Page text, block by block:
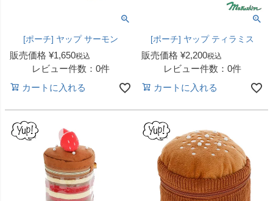
[ポーチ] ヤップ サーモン
販売価格 ¥1,650税込
レビュー件数：0件
カートに入れる
[ポーチ] ヤップ ティラミス
販売価格 ¥2,200税込
レビュー件数：0件
カートに入れる